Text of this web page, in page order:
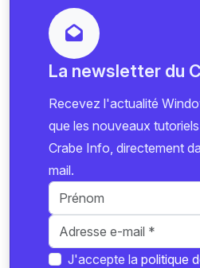
La newsletter du
Recevez l'actualité
que les nouveaux
Crabe Info, directement
mail.
J'accepte la politique